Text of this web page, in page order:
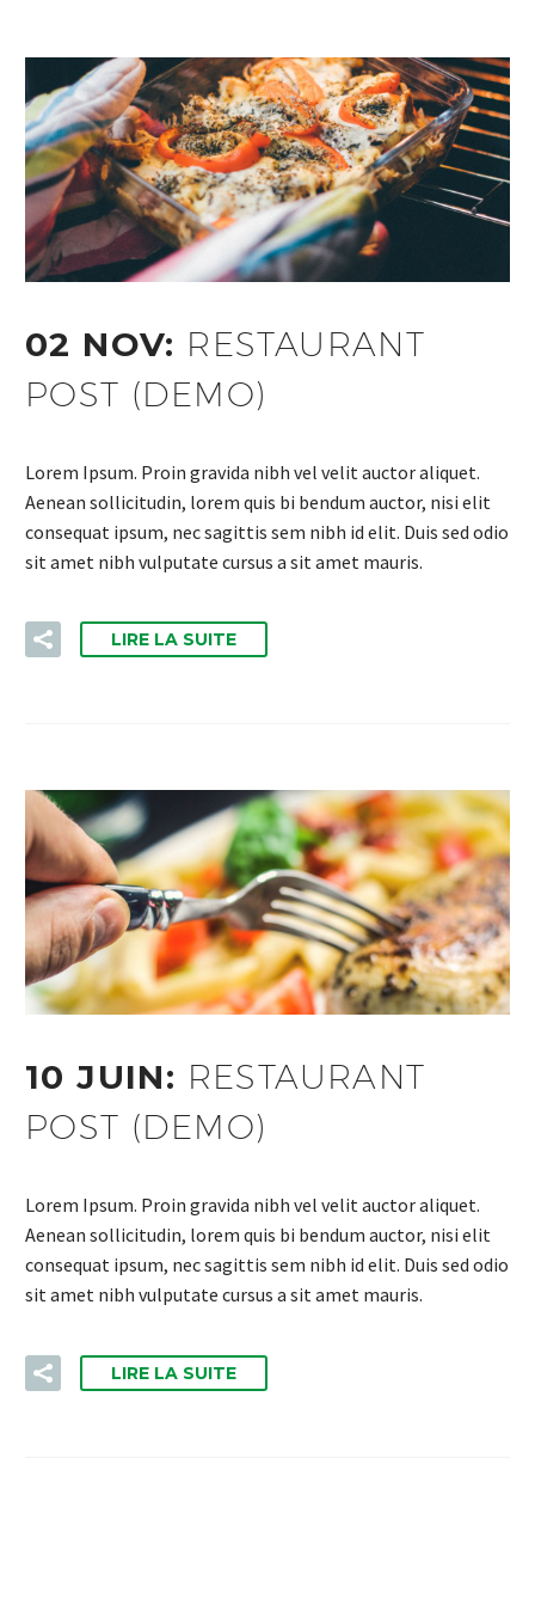
02 NOV: RESTAURANT
POST (DEMO)
Lorem Ipsum. Proin gravida nibh vel velit auctor aliquet.
Aenean sollicitudin, lorem quis bi bendum auctor, nisi elit
consequat ipsum, nec sagittis sem nibh id elit. Duis sed odio
sit amet nibh vulputate cursus a sit amet mauris.
LIRE LA SUITE
10 JUIN: RESTAURANT
POST (DEMO)
Lorem Ipsum. Proin gravida nibh vel velit auctor aliquet.
Aenean sollicitudin, lorem quis bi bendum auctor, nisi elit
consequat ipsum, nec sagittis sem nibh id elit. Duis sed odio
sit amet nibh vulputate cursus a sit amet mauris.
LIRE LA SUITE